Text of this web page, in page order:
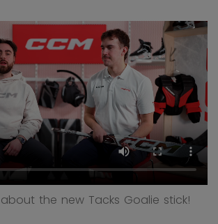
the new Tacks Goalie stick!